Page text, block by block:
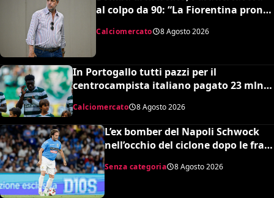
al colpo da 90: “La Fiorentina pronta
Calciomercato 8 Agosto 2026
In Portogallo tutti pazzi per il
centrocampista italiano pagato 23 mln
ma snobbato dalla Nazionale maggiore e
dalla Serie A: lo strano caso di Issa
Doumbia
Calciomercato 8 Agosto 2026
L’ex bomber del Napoli Schwock
nell’occhio del ciclone dopo le frasi
shock su Mario Roggero
Senza categoria 8 Agosto 2026